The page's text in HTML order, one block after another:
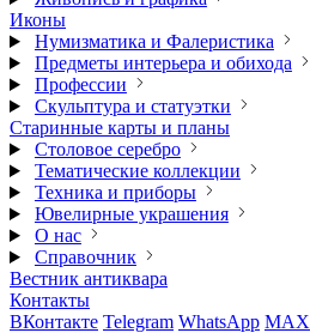
Иконы
Нумизматика и Фалеристика
Предметы интерьера и обихода
Профессии
Скульптура и статуэтки
Старинные карты и планы
Столовое серебро
Тематические коллекции
Техника и приборы
Ювелирные украшения
О нас
Справочник
Вестник антиквара
Контакты
ВКонтакте Telegram WhatsApp MAX